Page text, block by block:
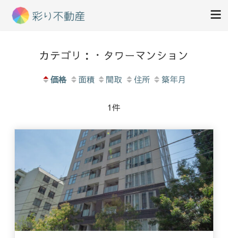
カテゴリ：・タワーマンション
価格 面積 間取 住所 築年月
1件